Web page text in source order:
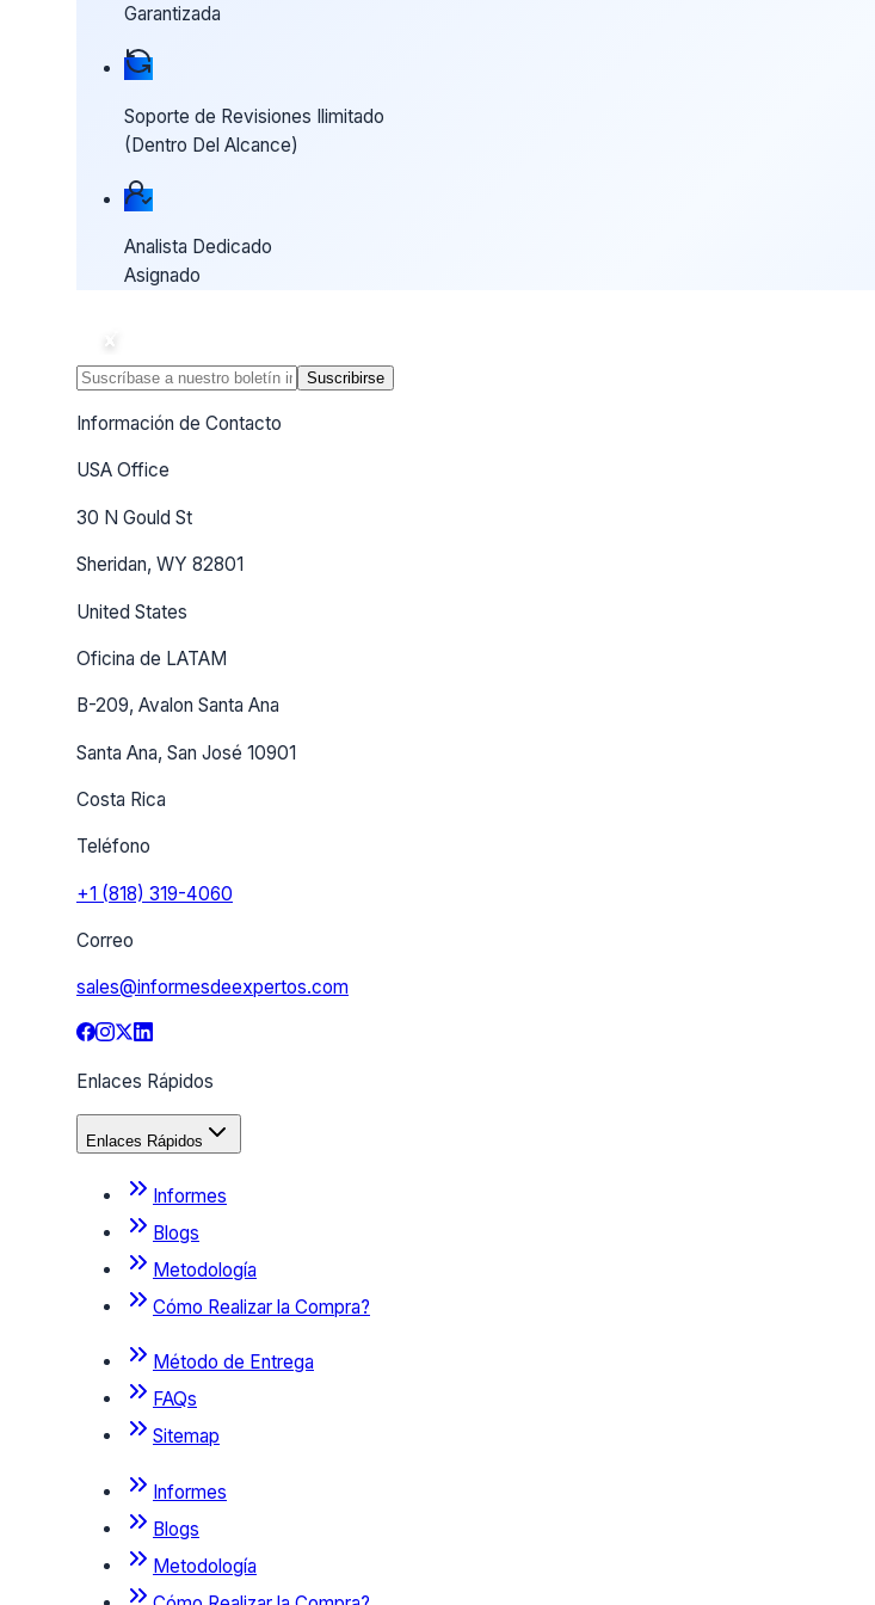
Garantizada
Soporte de Revisiones Ilimitado
(Dentro Del Alcance)
Analista Dedicado
Asignado
Suscribirse
Información de Contacto
USA Office
30 N Gould St
Sheridan, WY 82801
United States
Oficina de LATAM
B-209, Avalon Santa Ana
Santa Ana, San José 10901
Costa Rica
Teléfono
+1 (818) 319-4060
Correo
sales@informesdeexpertos.com
Enlaces Rápidos
Enlaces Rápidos
Informes
Blogs
Metodología
Cómo Realizar la Compra?
Método de Entrega
FAQs
Sitemap
Informes
Blogs
Metodología